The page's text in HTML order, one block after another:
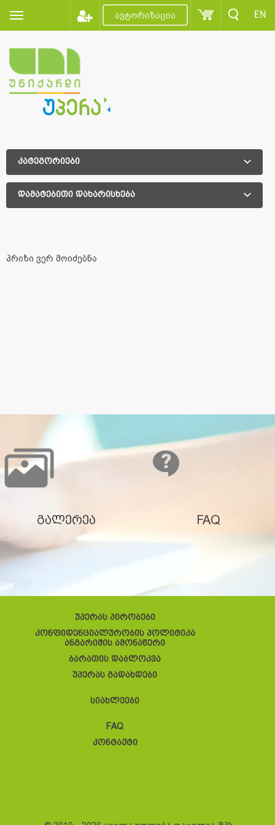
ავტორიზაცია EN
კატეგორიები
დამატებითი დახარისხება
პრიზი ვერ მოიძებნა
გალერეა FAQ
უპერას პირობები
კონფიდენციალურობის პოლიტიკა
ანგარიშის ამონაწერი
ბარათის დაბლოკვა
უპერას გადახდები
სიახლეები
FAQ
კონტაქტი